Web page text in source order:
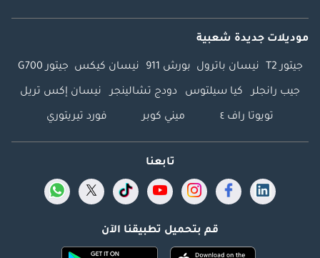
موديلات جديدة شعبية
جيتور T2 نيسان باترول بورش 911 نيسان كيكس جيتور G700
جيب رانجلر كيا سيلتوس دودج تشالينجر نيسان إكس تريل
تويوتا راف ٤ ميني كوبر فورد تيريتوري
تابعنا
قم بتحميل تطبيقنا الآن